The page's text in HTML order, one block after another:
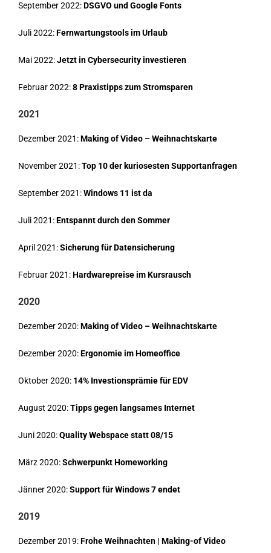
September 2022:DSGVO und Google Fonts
Juli 2022:Fernwartungstools im Urlaub
Mai 2022:Jetzt in Cybersecurity investieren
Februar 2022:8 Praxistipps zum Stromsparen
2021
Dezember 2021:Making of Video – Weihnachtskarte
November 2021:Top 10 der kuriosesten Supportanfragen
September 2021:Windows 11 ist da
Juli 2021:Entspannt durch den Sommer
April 2021:Sicherung für Datensicherung
Februar 2021:Hardwarepreise im Kursrausch
2020
Dezember 2020:Making of Video – Weihnachtskarte
Dezember 2020:Ergonomie im Homeoffice
Oktober 2020: 14% Investionsprämie für EDV
August 2020:Tipps gegen langsames Internet
Juni 2020:Quality Webspace statt 08/15
März 2020:Schwerpunkt Homeworking
Jänner 2020:Support für Windows 7 endet
2019
Dezember 2019:Frohe Weihnachten | Making-of Video